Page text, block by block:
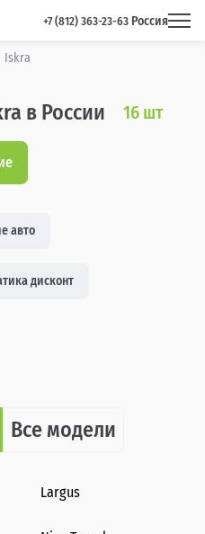
+7 (812) 363-23-63 Россия
Iskra
в России 16 шт
авто
дисконт
Все модели
Largus